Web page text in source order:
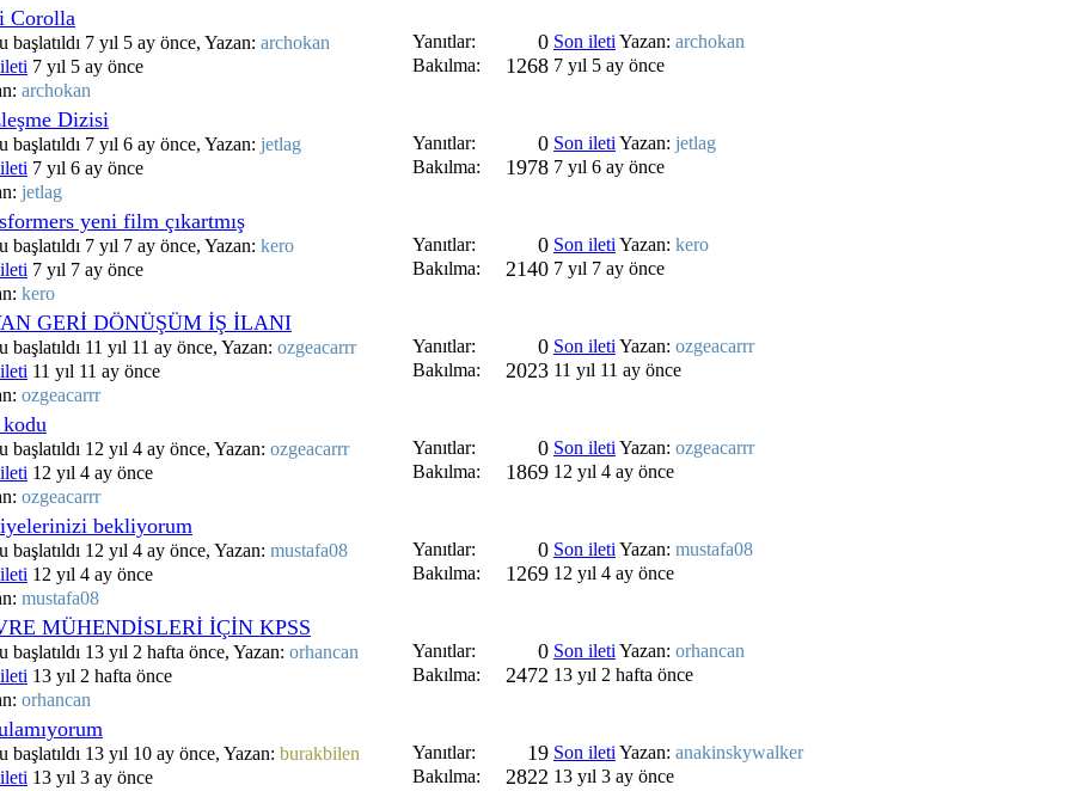
Corolla
başlatıldı 7 yıl 5 ay önce, Yazan: archokan
7 yıl 5 ay önce
archokan
Yanıtlar: 0
Bakılma: 1268
Son ileti Yazan: archokan
7 yıl 5 ay önce
Dizisi
başlatıldı 7 yıl 6 ay önce, Yazan: jetlag
7 yıl 6 ay önce
jetlag
Yanıtlar: 0
Bakılma: 1978
Son ileti Yazan: jetlag
7 yıl 6 ay önce
yeni film çıkartmış
başlatıldı 7 yıl 7 ay önce, Yazan: kero
7 yıl 7 ay önce
kero
Yanıtlar: 0
Bakılma: 2140
Son ileti Yazan: kero
7 yıl 7 ay önce
GERİ DÖNÜŞÜM İŞ İLANI
başlatıldı 11 yıl 11 ay önce, Yazan: ozgeacarrr
11 yıl 11 ay önce
ozgeacarrr
Yanıtlar: 0
Bakılma: 2023
Son ileti Yazan: ozgeacarrr
11 yıl 11 ay önce
kodu
başlatıldı 12 yıl 4 ay önce, Yazan: ozgeacarrr
12 yıl 4 ay önce
ozgeacarrr
Yanıtlar: 0
Bakılma: 1869
Son ileti Yazan: ozgeacarrr
12 yıl 4 ay önce
bekliyorum
başlatıldı 12 yıl 4 ay önce, Yazan: mustafa08
12 yıl 4 ay önce
mustafa08
Yanıtlar: 0
Bakılma: 1269
Son ileti Yazan: mustafa08
12 yıl 4 ay önce
MÜHENDİSLERİ İÇİN KPSS
başlatıldı 13 yıl 2 hafta önce, Yazan: orhancan
13 yıl 2 hafta önce
orhancan
Yanıtlar: 0
Bakılma: 2472
Son ileti Yazan: orhancan
13 yıl 2 hafta önce
başlatıldı 13 yıl 10 ay önce, Yazan: burakbilen
13 yıl 3 ay önce
Yanıtlar: 19
Bakılma: 2822
Son ileti Yazan: anakinskywalker
13 yıl 3 ay önce